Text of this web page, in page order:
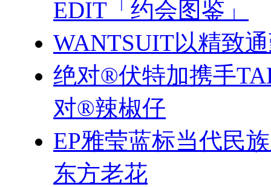
EDIT「约会图鉴」
WANTSUIT以精致
绝对®伏特加携手
对®辣椒仔
EP雅莹蓝标当代民
东方老花